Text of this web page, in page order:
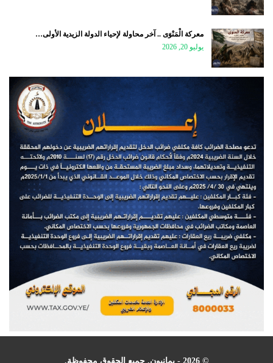
معركة الْمَنْوَى .. آخر محاولة لإحياء الدولة الزيدية الأولى…
يوليو 20, 2026
© 2026 - يمانيون. جميع الحقوق محفوظة.